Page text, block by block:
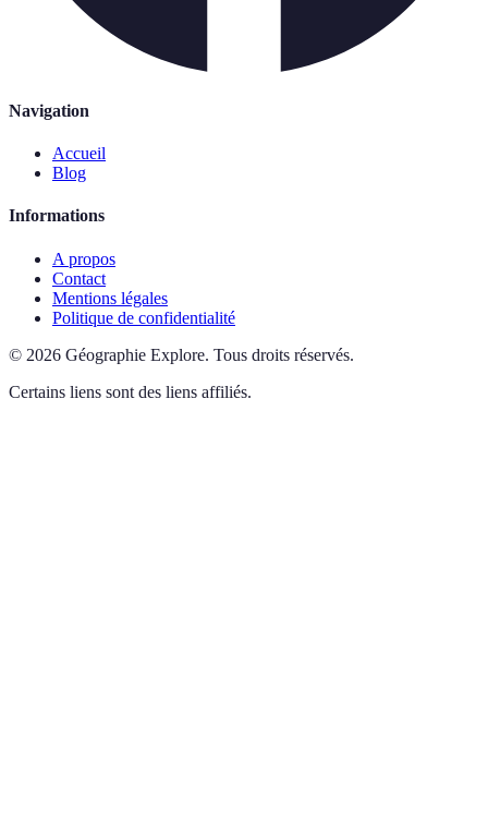
Navigation
Accueil
Blog
Informations
A propos
Contact
Mentions légales
Politique de confidentialité
© 2026 Géographie Explore. Tous droits réservés.
Certains liens sont des liens affiliés.